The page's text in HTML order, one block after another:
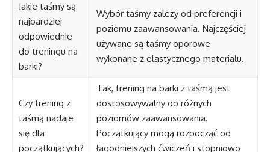
Jakie taśmy są
najbardziej
odpowiednie
do treningu na
barki?
Wybór taśmy zależy od preferencji i
poziomu zaawansowania. Najczęściej
używane są taśmy oporowe
wykonane z elastycznego materiału.
Czy trening z
taśmą nadaje
się dla
początkujących?
Tak, trening na barki z taśmą jest
dostosowywalny do różnych
poziomów zaawansowania.
Początkujący mogą rozpocząć od
łagodniejszych ćwiczeń i stopniowo